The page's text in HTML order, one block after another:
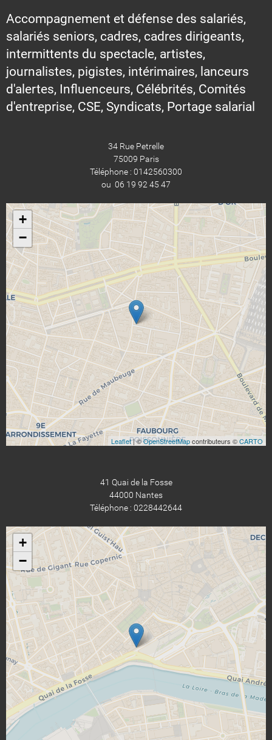
Accompagnement et défense des salariés,
salariés seniors, cadres, cadres dirigeants,
intermittents du spectacle, artistes,
journalistes, pigistes, intérimaires, lanceurs
d'alertes, Influenceurs, Célébrités, Comités
d'entreprise, CSE, Syndicats, Portage salarial
34 Rue Petrelle
75009 Paris
Téléphone : 0142560300
ou 06 19 92 45 47
+
−
Leaflet| ©OpenStreetMapcontributeurs ©CARTO
41 Quai de la Fosse
44000 Nantes
Téléphone : 0228442644
+
−